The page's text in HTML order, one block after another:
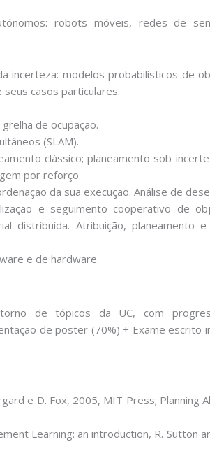
robots móveis, redes de
incerteza: modelos probabilísticos de
seus casos particulares.
de ocupação.
(SLAM).
clássico; planeamento sob
por reforço.
da sua execução. Análise de
e seguimento cooperativo de
distribuída. Atribuição, planeamento
e de hardware.
de tópicos da UC, com
de poster (70%) + Exame escrito
e D. Fox, 2005, MIT Press; Planning
Learning: an introduction, R. Sutton